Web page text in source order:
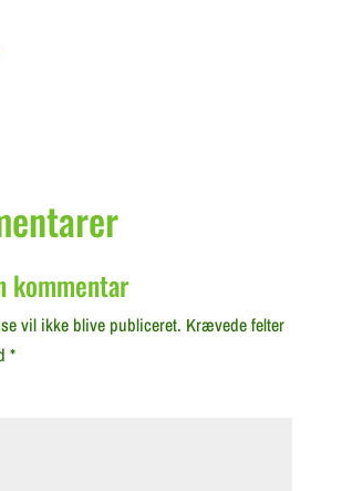
kommentar
vil ikke blive publiceret. Krævede felter
*